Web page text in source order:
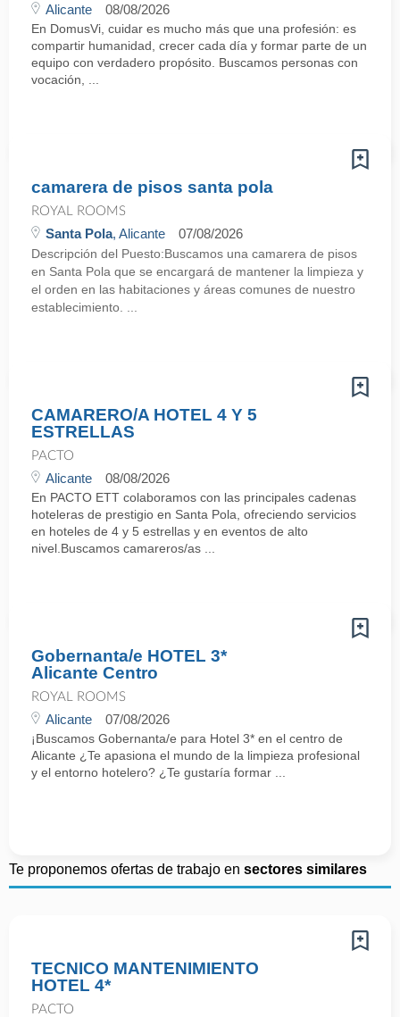
Alicante 08/08/2026
En DomusVi, cuidar es mucho más que una profesión: es
compartir humanidad, crecer cada día y formar parte de un
equipo con verdadero propósito. Buscamos personas con
vocación, ...
camarera de pisos santa pola
ROYAL ROOMS
Santa Pola, Alicante 07/08/2026
Descripción del Puesto:Buscamos una camarera de pisos
en Santa Pola que se encargará de mantener la limpieza y
el orden en las habitaciones y áreas comunes de nuestro
establecimiento. ...
CAMARERO/A HOTEL 4 Y 5
ESTRELLAS
PACTO
Alicante 08/08/2026
En PACTO ETT colaboramos con las principales cadenas
hoteleras de prestigio en Santa Pola, ofreciendo servicios
en hoteles de 4 y 5 estrellas y en eventos de alto
nivel.Buscamos camareros/as ...
Gobernanta/e HOTEL 3*
Alicante Centro
ROYAL ROOMS
Alicante 07/08/2026
¡Buscamos Gobernanta/e para Hotel 3* en el centro de
Alicante ¿Te apasiona el mundo de la limpieza profesional
y el entorno hotelero? ¿Te gustaría formar ...
Te proponemos ofertas de trabajo en sectores similares
TECNICO MANTENIMIENTO
HOTEL 4*
PACTO